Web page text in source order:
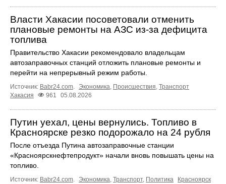
Власти Хакасии посоветовали отменить
плановые ремонты на АЗС из-за дефицита
топлива
Правительство Хакасии рекомендовало владельцам
автозаправочных станций отложить плановые ремонты и
перейти на непрерывный режим работы.
Источник: Babr24.com. Экономика, Происшествия, Транспорт
Хакасия
961 05.08.2026
Путин уехал, цены вернулись. Топливо в
Красноярске резко подорожало на 24 рубля
После отъезда Путина автозаправочные станции
«Красноярскнефтепродукт» начали вновь повышать цены на
топливо.
Источник: Babr24.com. Экономика, Транспорт, Политика
Красноярск